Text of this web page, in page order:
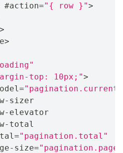
#action="{ row }">
>
>
top: 10px;">
="pagination.current"
- sizer
- elevator
- total
="pagination.total"
- size=